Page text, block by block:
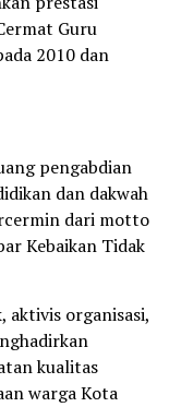
Guru
2010 dan
pengabdian
dan dakwah
dari motto
Kebaikan Tidak
aktivis organisasi,
kualitas
warga Kota